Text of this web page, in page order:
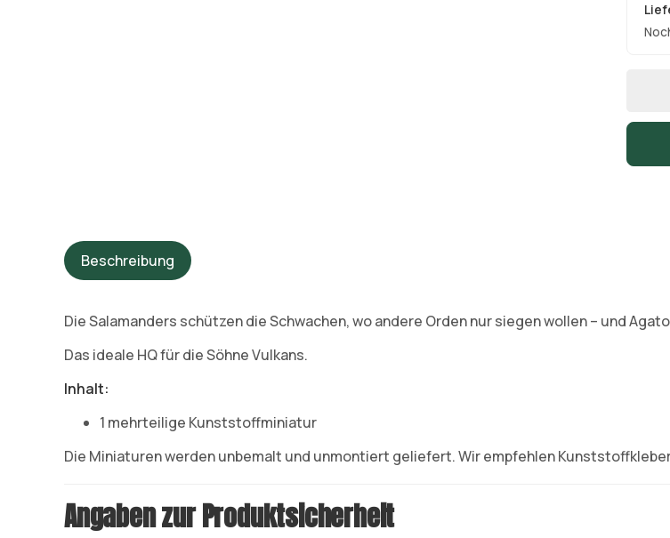
Beschreibung
Die Salamanders schützen die Schwachen, wo andere Orden nur siegen wollen – und
Das ideale HQ für die Söhne Vulkans.
Inhalt:
1 mehrteilige Kunststoffminiatur
Die Miniaturen werden unbemalt und unmontiert geliefert. Wir empfehlen
Angaben zur Produktsicherheit